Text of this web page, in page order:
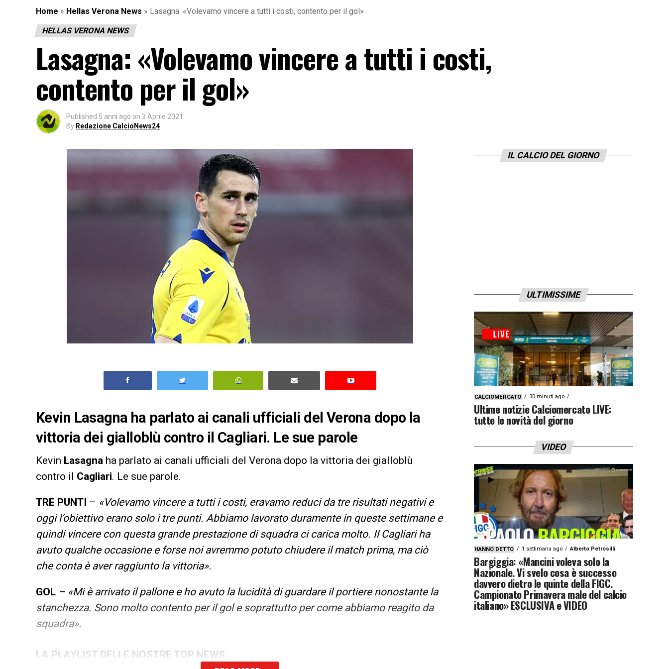
Home » Hellas Verona News » Lasagna: «Volevamo vincere a tutti i costi, contento per il gol»
HELLAS VERONA NEWS
Lasagna: «Volevamo vincere a tutti i costi,
contento per il gol»
Published 5 anni ago on 3 Aprile 2021
By Redazione CalcioNews24
Kevin Lasagna ha parlato ai canali ufficiali del Verona dopo la
vittoria dei gialloblù contro il Cagliari. Le sue parole
Kevin Lasagna ha parlato ai canali ufficiali del Verona dopo la vittoria dei gialloblù
contro il Cagliari. Le sue parole.
TRE PUNTI – «Volevamo vincere a tutti i costi, eravamo reduci da tre risultati negativi e
oggi l’obiettivo erano solo i tre punti. Abbiamo lavorato duramente in queste settimane e
quindi vincere con questa grande prestazione di squadra ci carica molto. Il Cagliari ha
avuto qualche occasione e forse noi avremmo potuto chiudere il match prima, ma ciò
che conta è aver raggiunto la vittoria».
GOL – «Mi è arrivato il pallone e ho avuto la lucidità di guardare il portiere nonostante la
stanchezza. Sono molto contento per il gol e soprattutto per come abbiamo reagito da
squadra».
LA PLAYLIST DELLE NOSTRE TOP NEWS
IL CALCIO DEL GIORNO
ULTIMISSIME
CALCIOMERCATO 30 minuti ago
Ultime notizie Calciomercato LIVE:
tutte le novità del giorno
VIDEO
HANNO DETTO 1 settimana ago Alberto Petrosilli
Bargiggia: «Mancini voleva solo la
Nazionale. Vi svelo cosa è successo
davvero dietro le quinte della FIGC.
Campionato Primavera male del calcio
italiano» ESCLUSIVA e VIDEO